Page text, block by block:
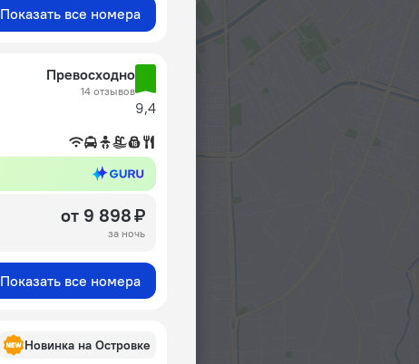
Показать все номера
Превосходно
14 отзывов
9,4
от 9 898 ₽
за ночь
Показать все номера
Новинка на Островке